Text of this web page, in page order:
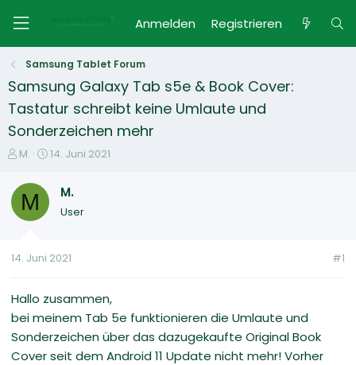
Anmelden Registrieren
Samsung Tablet Forum
Samsung Galaxy Tab s5e & Book Cover:
Tastatur schreibt keine Umlaute und
Sonderzeichen mehr
E
s
e
e
M.
E
t
m
14. Juni 2021
M M.
User
14. Juni 2021 #1
Hallo zusammen,
bei meinem Tab 5e funktionieren die Umlaute und
Sonderzeichen über das dazugekaufte Original Book
Cover seit dem Android 11 Update nicht mehr! Vorher